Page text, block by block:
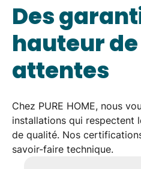
Des
hauteur
attentes
Chez PURE HOME, nous
installations qui respectent
de qualité. Nos
savoir-faire technique.